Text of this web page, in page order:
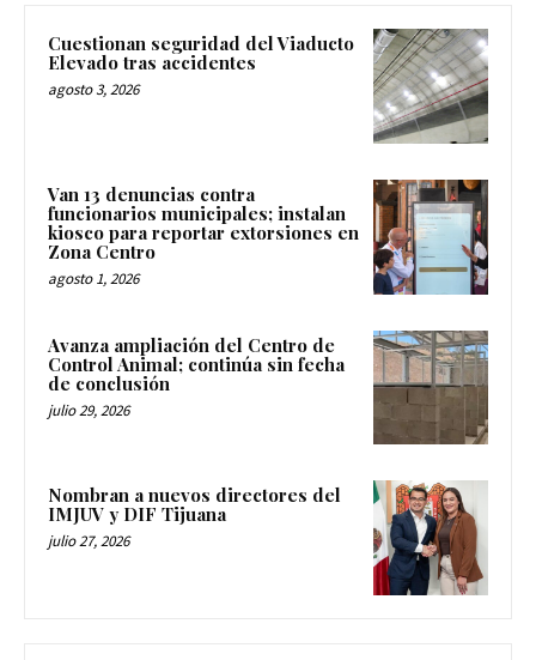
Cuestionan seguridad del Viaducto
Elevado tras accidentes
agosto 3, 2026
Van 13 denuncias contra
funcionarios municipales; instalan
kiosco para reportar extorsiones en
Zona Centro
agosto 1, 2026
Avanza ampliación del Centro de
Control Animal; continúa sin fecha
de conclusión
julio 29, 2026
Nombran a nuevos directores del
IMJUV y DIF Tijuana
julio 27, 2026